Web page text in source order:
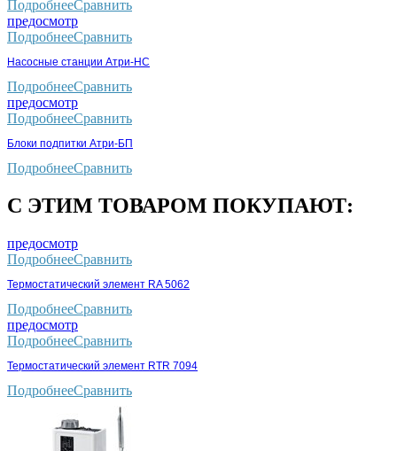
ПодробнееСравнить
предосмотр
ПодробнееСравнить
Насосные станции Атри-НС
ПодробнееСравнить
предосмотр
ПодробнееСравнить
Блоки подпитки Атри-БП
ПодробнееСравнить
С ЭТИМ ТОВАРОМ ПОКУПАЮТ:
предосмотр
ПодробнееСравнить
Термостатический элемент RA 5062
ПодробнееСравнить
предосмотр
ПодробнееСравнить
Термостатический элемент RTR 7094
ПодробнееСравнить